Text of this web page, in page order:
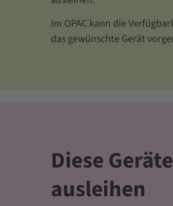
Im OPAC kann die
das gewünschte Gerät
Diese
ausleihen